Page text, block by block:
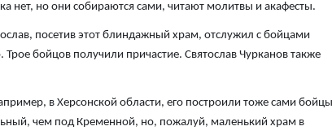
нет, но они собираются сами, читают молитвы и акафесты.
посетив этот блиндажный храм, отслужил с бойцами
бойцов получили причастие. Святослав Чурканов также
в Херсонской области, его построили тоже сами
чем под Кременной, но, пожалуй, маленький храм в